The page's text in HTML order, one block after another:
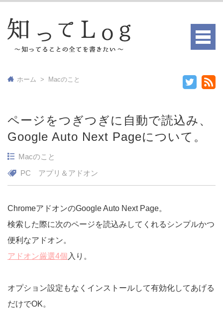
ホーム > Macのこと
ページをつぎつぎに自動で読込み、
Google Auto Next Pageについて。
Macのこと
PC
アプリ＆アドオン
ChromeアドオンのGoogle Auto Next Page。
検索した際に次のページを読込みしてくれるシンプルかつ
便利なアドオン。
アドオン厳選4個 入り。
オプション設定もなくインストールして有効化してあげる
だけでOK。